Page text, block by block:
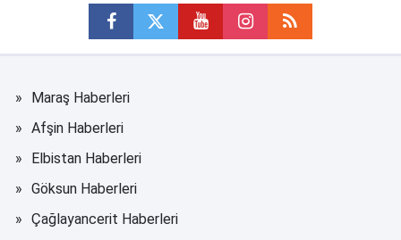
Maraş Haberleri
Afşin Haberleri
Elbistan Haberleri
Göksun Haberleri
Çağlayancerit Haberleri